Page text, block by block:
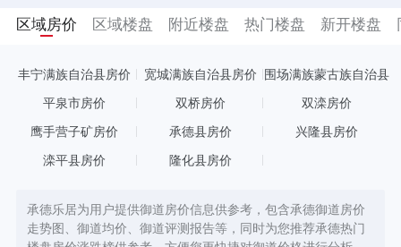
区域房价 区域楼盘 附近楼盘 热门楼盘 新开楼盘
丰宁满族自治县房价 宽城满族自治县房价
围场满族蒙古族自治县
平泉市房价 双桥房价 双滦房价
鹰手营子矿房价 承德县房价 兴隆县房价
滦平县房价 隆化县房价
承德乐居为用户提供御道房价信息供参考，包含承德御道房价
走势图、御道均价、御道评测报告等，同时为您推荐承德热门